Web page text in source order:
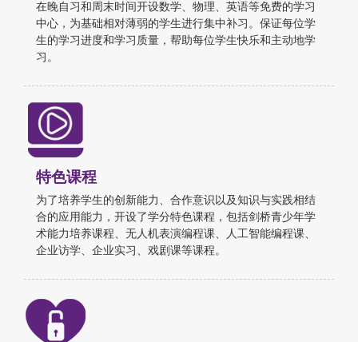
在晚自习和周末时间开设数学、物理、英语等免费的学习
中心，为基础相对薄弱的学生进行集中补习。保证每位学
生的学习进度和学习质量，帮助每位学生快乐和主动地学
习。
特色课程
为了培养学生的创新能力、合作意识以及知识与实践相结
合的应用能力，开设了学分特色课程，包括剑桥青少年学
术能力培养课程、无人机表演编程课、人工智能编程课、
企业访学、企业实习、戏剧课等课程。